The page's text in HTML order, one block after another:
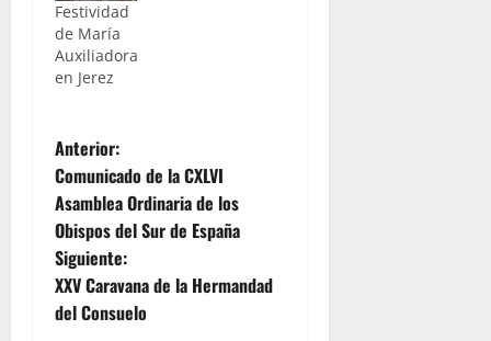
Festividad
de María
Auxiliadora
en Jerez
N
a
v
e
Anterior:
Comunicado de la CXLVI
Asamblea Ordinaria de los
Obispos del Sur de España
Siguiente:
XXV Caravana de la Hermandad
del Consuelo